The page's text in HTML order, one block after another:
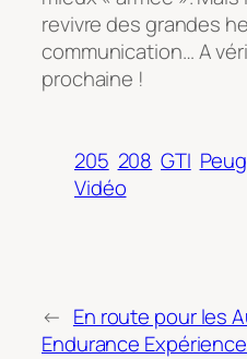
revivre des grandes
communication… A
prochaine !
205 208 GTI
Vidéo
← En route pour les
Endurance